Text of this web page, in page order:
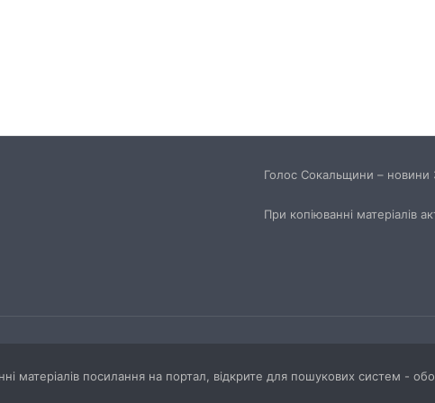
Голос Сокальщини – новини
При копіюванні матеріалів
матеріалів посилання на портал, відкрите для пошукових систем -